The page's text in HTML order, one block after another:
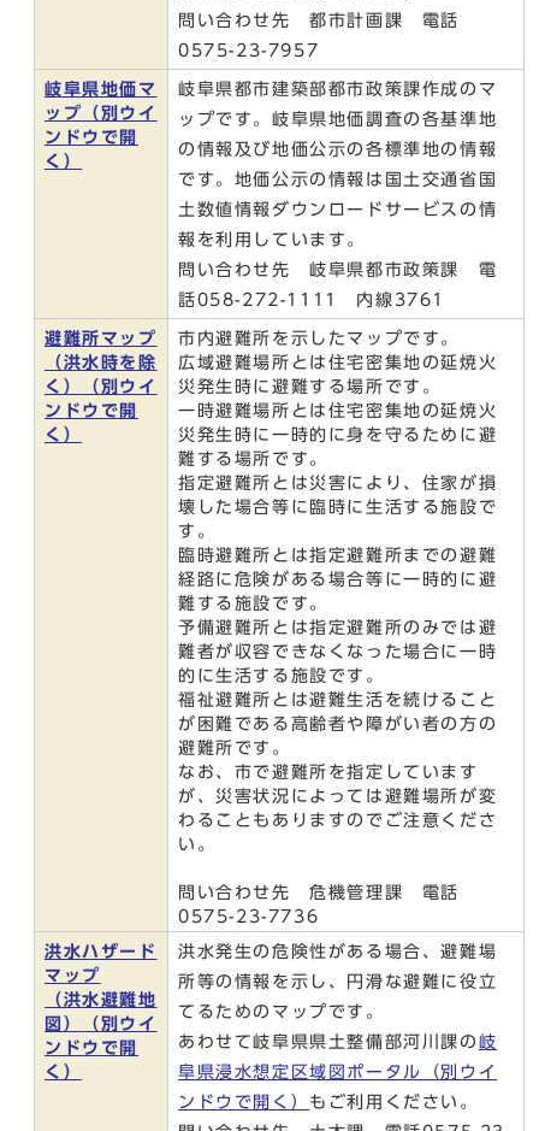
問い合わせ先 都市計画課 電話
0575-23-7957
岐阜県地価マ
ップ （別ウイ
ンドウで開
く）
岐阜県都市建築部都市政策課作成のマ
ップです。岐阜県地価調査の各基準地
の情報及び地価公示の各標準地の情報
です。地価公示の情報は国土交通省国
土数値情報ダウンロードサービスの情
報を利用しています。
問い合わせ先 岐阜県都市政策課 電
話058-272-1111 内線3761
避難所マップ
（洪水時を除
く）
（別ウイ
ンドウで開
く）
市内避難所を示したマップです。
広域避難場所とは住宅密集地の延焼火
災発生時に避難する場所です。
一時避難場所とは住宅密集地の延焼火
災発生時に一時的に身を守るために避
難する場所です。
指定避難所とは災害により、住家が損
壊した場合等に臨時に生活する施設で
す。
臨時避難所とは指定避難所までの避難
経路に危険がある場合等に一時的に避
難する施設です。
予備避難所とは指定避難所のみでは避
難者が収容できなくなった場合に一時
的に生活する施設です。
福祉避難所とは避難生活を続けること
が困難である高齢者や障がい者の方の
避難所です。
なお、市で避難所を指定しています
が、災害状況によっては避難場所が変
わることもありますのでご注意くださ
い。
問い合わせ先 危機管理課 電話
0575-23-7736
洪水ハザード
マップ
（洪水避難地
図）
（別ウイ
ンドウで開
く）
洪水発生の危険性がある場合、避難場
所等の情報を示し、円滑な避難に役立
てるためのマップです。
あわせて岐阜県県土整備部河川課の 岐
阜県浸水想定区域図ポータル
（別ウイ
ンドウで開く） もご利用ください。